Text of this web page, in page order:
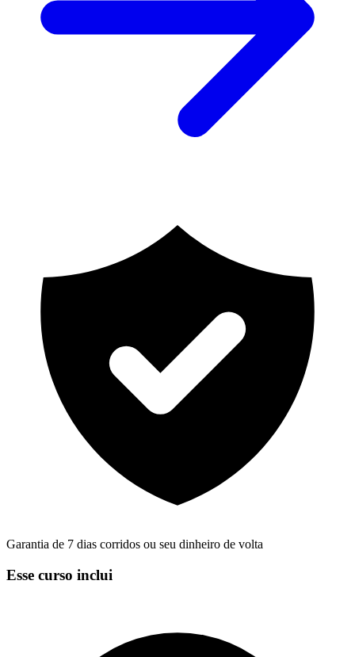
Garantia de 7 dias corridos ou seu dinheiro de volta
Esse curso inclui